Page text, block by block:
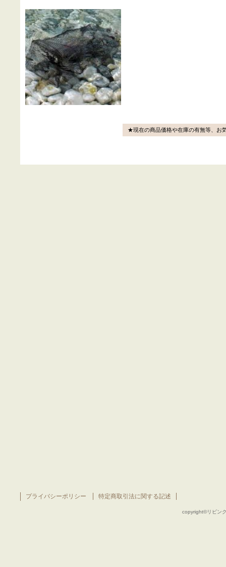
★現在の商品価格や在庫の有無等、お
copyright©リビン
プライバシーポリシー 特定商取引法に関する記述